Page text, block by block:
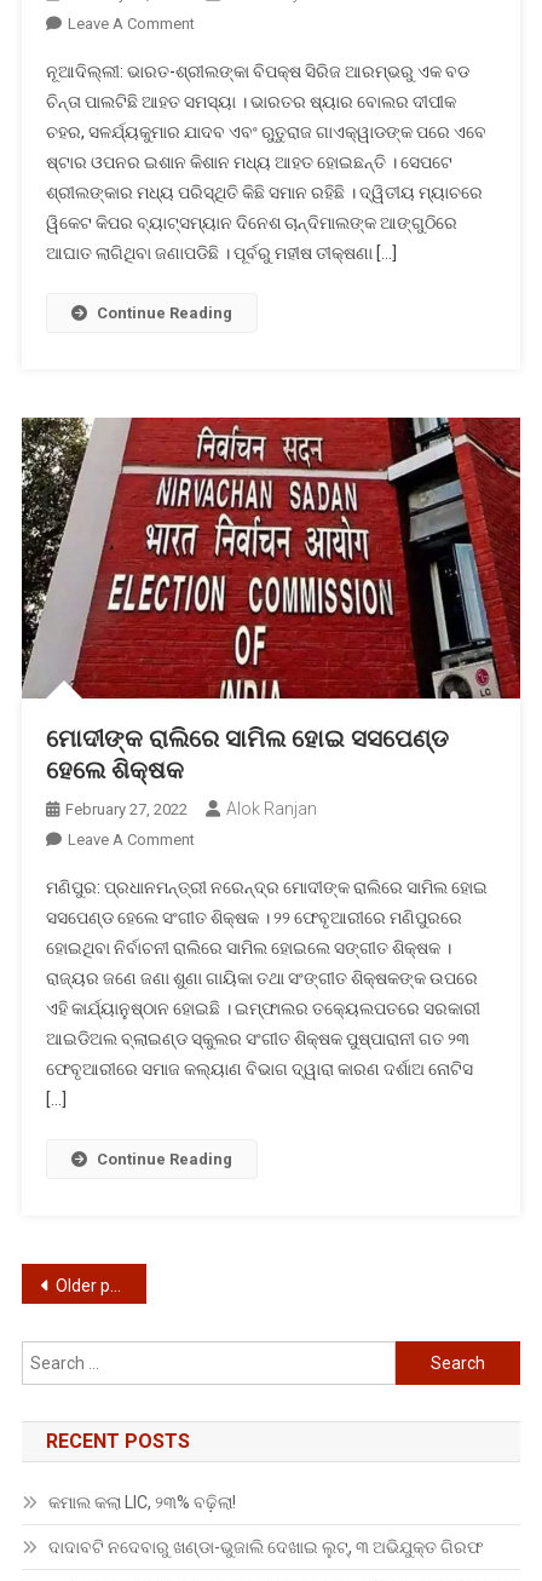
Leave A CommentOn
ମ୍ୟାଚରୁ
ବାଦ
ପଡି
ପାରନ୍ତି
ଇଶାନ
କିଶାନ:
ମୁଣ୍ଡରେ
ନୂଆଦିଲ୍ଲୀ: ଭାରତ-ଶ୍ରୀଲଙ୍କା ବିପକ୍ଷ ସିରିଜ ଆରମ୍ଭରୁ ଏକ ବଡ
ଚିନ୍ତା ପାଲଟିଛି ଆହତ ସମସ୍ୟା । ଭାରତର ଷ୍ୟାର ବୋଲର ଦୀପୀକ
ଚହର, ସଳର୍ଯ୍ୟକୁମାର ଯାଦବ ଏବଂ ଋୁତୁରାଜ ଗାଏକ୍ୱାଡଙ୍କ ପରେ ଏବେ
ଷ୍ଟାର ଓପନର ଇଶାନ କିଶାନ ମଧ୍ୟ ଆହତ ହୋଇଛନ୍ତି । ସେପଟେ
ଶ୍ରୀଲଙ୍କାର ମଧ୍ୟ ପରିସ୍ଥିତି କିଛି ସମାନ ରହିଛି । ଦ୍ୱିତୀୟ ମ୍ୟାଚରେ
ୱିକେଟ କିପର ବ୍ୟାଟ୍ସମ୍ୟାନ ଦିନେଶ ଚାନ୍ଦିମାଲଙ୍କ ଆଙ୍ଗୁଠିରେ
ଆଘାତ ଲାଗିଥିବା ଜଣାପଡିଛି । ପୂର୍ବରୁ ମହୀଷ ତୀକ୍ଷଣା […]
Continue Reading
ମୋଦୀଙ୍କ ରାଲିରେ ସାମିଲ ହୋଇ ସସପେଣ୍ଡ
ହେଲେ ଶିକ୍ଷକ
February 27, 2022 Alok Ranjan
Leave A CommentOn
ରାଲିରେ
ସାମିଲ
ହୋଇ
ସସପେଣ୍ଡ
ହେଲେ
ଶିକ୍ଷକ
ମଣିପୁର: ପ୍ରଧାନମନ୍ତ୍ରୀ ନରେନ୍ଦ୍ର ମୋଦୀଙ୍କ ରାଲିରେ ସାମିଲ ହୋଇ
ସସପେଣ୍ଡ ହେଲେ ସଂଗୀତ ଶିକ୍ଷକ । ୨୨ ଫେବୃଆରୀରେ ମଣିପୁରରେ
ହୋଇଥିବା ନିର୍ବାଚନୀ ରାଲିରେ ସାମିଲ ହୋଇଲେ ସଙ୍ଗୀତ ଶିକ୍ଷକ ।
ରାଜ୍ୟର ଜଣେ ଜଣା ଶୁଣା ଗାୟିକା ତଥା ସଂଙ୍ଗୀତ ଶିକ୍ଷକଙ୍କ ଉପରେ
ଏହି କାର୍ଯ୍ୟାନୁଷ୍ଠାନ ହୋଇଛି । ଇମ୍ଫାଲର ତକ୍ୟେଲପତରେ ସରକାରୀ
ଆଇଡିଅଲ ବ୍ଲାଇଣ୍ଡ ସ୍କୁଲର ସଂଗୀତ ଶିକ୍ଷକ ପୁଷ୍ପାରାନୀ ଗତ ୨୩
ଫେବୃଆରୀରେ ସମାଜ କଲ୍ୟାଣ ବିଭାଗ ଦ୍ୱାରା କାରଣ ଦର୍ଶାଅ ନୋଟିସ
[…]
Continue Reading
Posts
navigation
Older posts
Search
for:
RECENT POSTS
କମାଲ କଲା LIC, ୨୩% ବଢ଼ିଲା!
ଦାଦାବଟି ନଦେବାରୁ ଖଣ୍ଡା-ଭୁଜାଲି ଦେଖାଇ ଲୁଟ୍, ୩ ଅଭିଯୁକ୍ତ ଗିରଫ